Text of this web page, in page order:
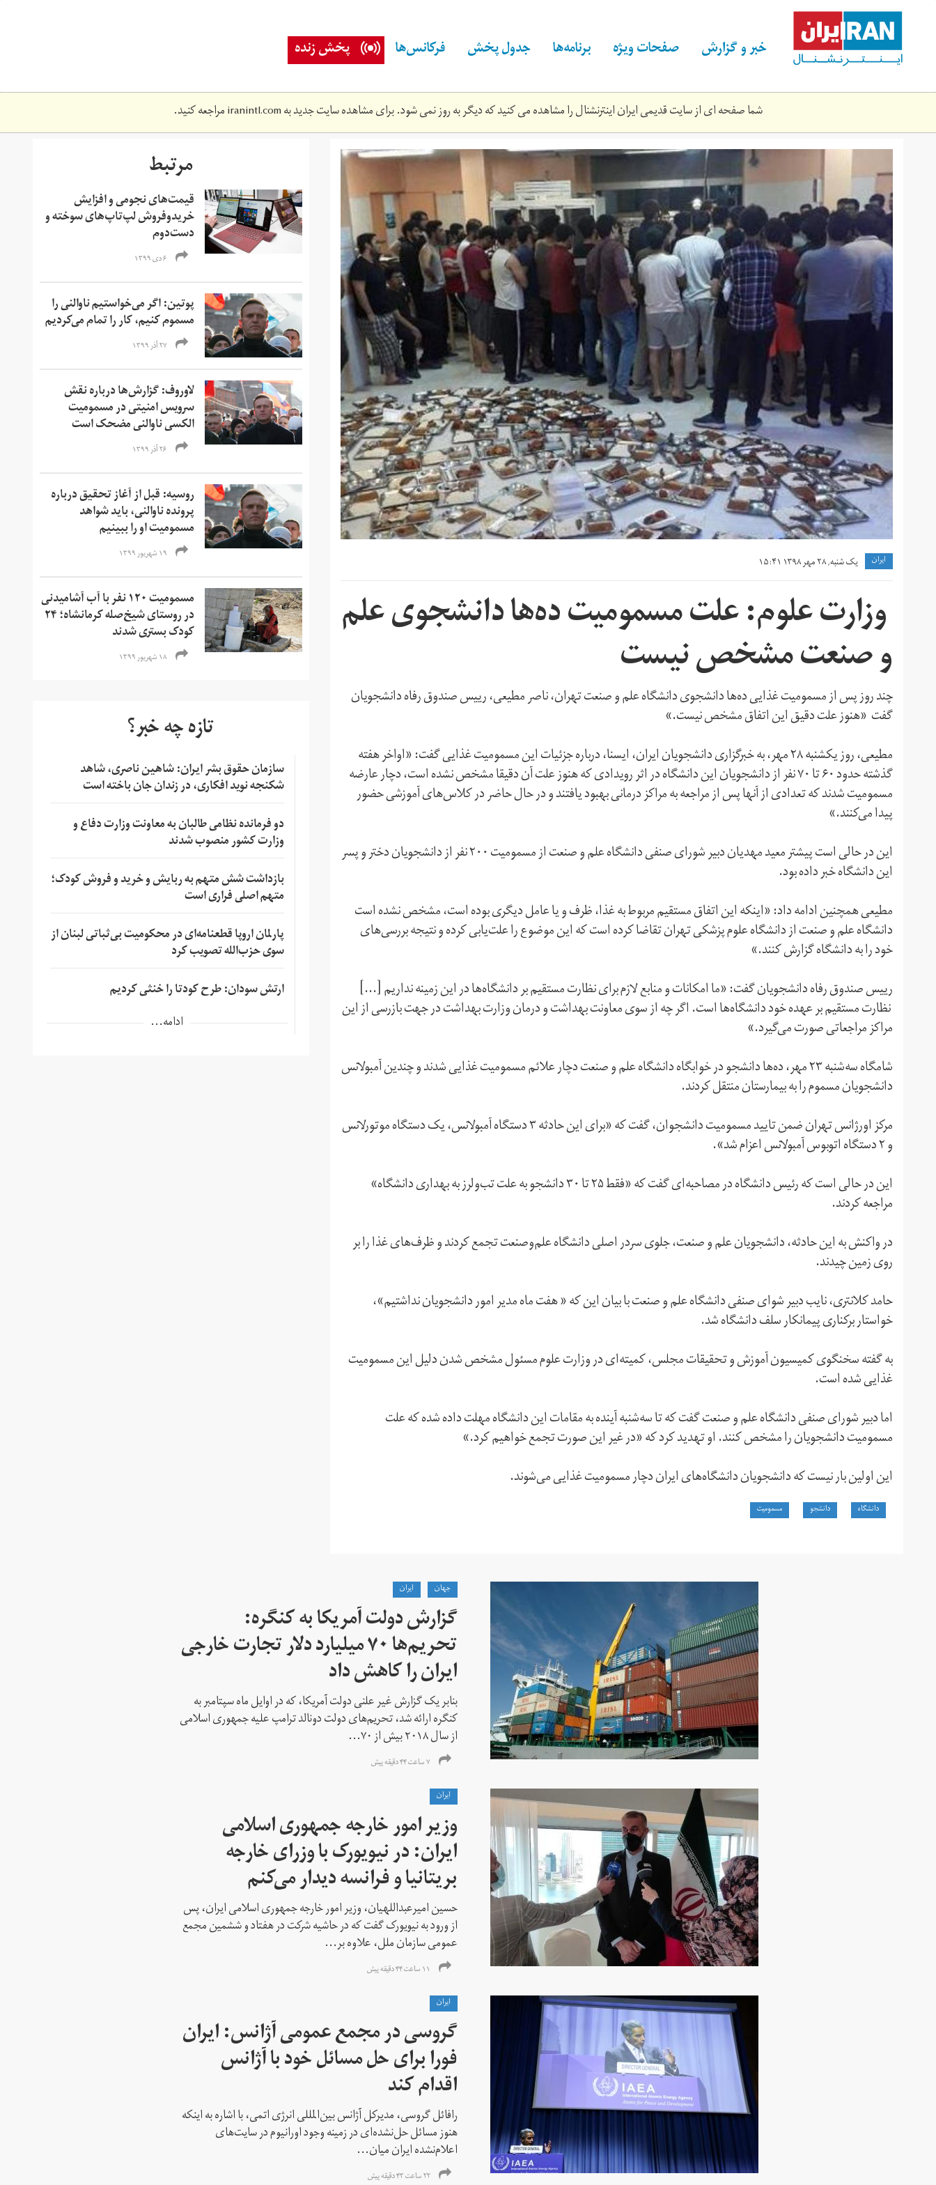
content خبر و گزارش صفحات ویژه برنامه‌ها جدول پخش فرکانس‌ها پخش زنده
شما صفحه ای از سایت قدیمی ایران اینترنشنال را مشاهده می کنید که دیگر به روز نمی شود. برای مشاهده سایت جدید بهiranintl.comمراجعه کنید.
50864504_401.jpg
ايران یک شنبه, ۲۸ مهر ۱۳۹۸ ۱۵:۴۱
وزارت علوم: علت مسمومیت ده‌ها دانشجوی علم
و صنعت مشخص نیست
چند روز پس از مسمومیت غذایی ده‌ها دانشجوی دانشگاه علم و صنعت تهران، ناصر مطیعی، رییس صندوق رفاه دانشجویان
گفت «هنوز علت دقیق این اتفاق مشخص نیست.»
مطیعی، روز یکشنبه ۲۸ مهر، به خبرگزاری دانشجویان ایران، ایسنا، درباره جزئیات این مسمومیت غذایی گفت: «اواخر هفته
گذشته حدود ۶۰ تا ۷۰ نفر از دانشجویان این دانشگاه در اثر رویدادی که هنوز علت آن دقیقا مشخص نشده است، دچار عارضه
مسمومیت شدند که تعدادی از آنها پس از مراجعه به مراکز درمانی بهبود یافتند و در حال حاضر در کلاس‌های آموزشی حضور
پیدا می‌کنند.»
این در حالی است پیشتر معید مهدیان دبیر شورای صنفی دانشگاه علم و صنعت از مسمومیت ۲۰۰ نفر از دانشجویان دختر و پسر
این دانشگاه خبر داده بود.
مطیعی همچنین ادامه داد: «اینکه این اتفاق مستقیم مربوط به غذا، ظرف و یا عامل دیگری بوده است، مشخص نشده است
دانشگاه علم و صنعت از دانشگاه علوم پزشکی تهران تقاضا کرده است که این موضوع را علت‌یابی کرده و نتیجه بررسی‌های
خود را به دانشگاه گزارش کنند.»
رییس صندوق رفاه دانشجویان گفت: «ما امکانات و منابع لازم برای نظارت مستقیم بر دانشگاه‌ها در این زمینه نداریم [...]
نظارت مستقیم بر عهده خود دانشگاه‌ها است. اگر چه از سوی معاونت بهداشت و درمان وزارت بهداشت در جهت بازرسی از این
مراکز مراجعاتی صورت می‌گیرد.»
شامگاه سه‌شنبه ۲۳ مهر، ده‌ها دانشجو در خوابگاه دانشگاه علم و صنعت دچار علائم مسمومیت غذایی شدند و چندین آمبولانس
دانشجویان مسموم را به بیمارستان منتقل کردند.
مرکز اورژانس تهران ضمن تایید مسمومیت دانشجوان، گفت که «برای این حادثه ۳ دستگاه آمبولانس، یک دستگاه موتورلانس
و ۲ دستگاه اتوبوس آمبولانس اعزام شد».
این در حالی است که رئیس دانشگاه در مصاحبه‌ای گفت که «فقط ۲۵ تا ۳۰ دانشجو به علت تب‌ولرز به بهداری دانشگاه»
مراجعه کردند.
در واکنش به این حادثه، دانشجویان علم و صنعت، جلوی سردر اصلی دانشگاه علم‌وصنعت تجمع کردند و ظرف‌های غذا را بر
روی زمین چیدند.
حامد کلانتری، نایب دبیر شوای صنفی دانشگاه علم و صنعت با بیان این که « هفت ماه مدیر امور دانشجویان نداشتیم»،
خواستار برکناری پیمانکار سلف دانشگاه شد.
به گفته سخنگوی کمیسیون آموزش و تحقیقات مجلس، کمیته‌‎ای در وزارت علوم مسئول مشخص شدن دلیل این مسمومیت
غذایی شده است.
اما دبیر شورای صنفی دانشگاه علم و صنعت گفت که تا سه‌شنبه آینده به مقامات این دانشگاه مهلت داده شده که علت
مسمومیت دانشجویان را مشخص کنند. او تهدید کرد که «در غیر این صورت تجمع خواهیم کرد.»
این اولین بار نیست که دانشجویان دانشگاه‌های ایران دچار مسمومیت غذایی می‌شوند.
دانشگاه دانشجو مسمومیت
مرتبط
قیمت‌های نجومی و افزایش
خریدوفروش لپ‌تاپ‌های سوخته و
دست‌دوم
۶ دی ۱۳۹۹
پوتین: اگر می‌خواستیم ناوالنی را
مسموم کنیم، کار را تمام می‌کردیم
۲۷ آذر ۱۳۹۹
لاوروف: گزارش‌ها درباره نقش
سرویس امنیتی در مسمومیت
الکسی ناوالنی مضحک است
۲۶ آذر ۱۳۹۹
روسیه: قبل از آغاز تحقیق درباره
پرونده ناوالنی،‌ باید شواهد
مسمومیت او را ببینیم
۱۹ شهریور ۱۳۹۹
مسمومیت ۱۲۰ نفر با آب آشامیدنی
در روستای شیخ‌صله کرمانشاه؛ ۲۴
کودک بستری‌ شدند
۱۸ شهریور ۱۳۹۹
تازه چه خبر؟
سازمان حقوق بشر ایران: شاهین ناصری، شاهد
شکنجه نوید افکاری، در زندان جان باخته است
دو فرمانده نظامی طالبان به معاونت وزارت دفاع و
وزارت کشور منصوب شدند
بازداشت شش متهم به ربایش و خرید و فروش کودک؛
متهم اصلی فراری است
پارلمان اروپا قطعنامه‌ای در محکومیت بی‌ثباتی لبنان از
سوی حزب‌الله تصویب کرد
ارتش سودان: طرح کودتا را خنثی کردیم
ادامه...
جهان ايران
گزارش دولت آمریکا به کنگره:
تحریم‌ها ۷۰ میلیارد دلار تجارت خارجی
ایران را کاهش داد
بنابر یک گزارش غیر علنی دولت آمریکا، که در اوایل ماه سپتامبر به
کنگره ارائه شد، تحریم‌های دولت دونالد ترامپ علیه جمهوری اسلامی
از سال ۲۰۱۸ بیش از ۷۰...
۷ ساعت ۴۴ دقیقه پیش
ايران
وزیر امور خارجه جمهوری اسلامی
ایران: در نیویورک با وزرای خارجه
بریتانیا و فرانسه دیدار می‌کنم
حسین امیرعبداللهیان، وزیر امور خارجه جمهوری اسلامی ایران، پس
از ورود به نیویورک گفت که در حاشیه شرکت در هفتاد و ششمین مجمع
عمومی سازمان ملل، علاوه بر...
۱۱ ساعت ۴۴ دقیقه پیش
ايران
گروسی در مجمع عمومی آژانس: ایران
فورا برای حل مسائل خود با آژانس
اقدام کند
رافائل گروسی، مدیرکل آژانس بین‌المللی انرژی اتمی، با اشاره به اینکه
هنوز مسائل حل‌نشده‌ای در زمینه وجود اورانیوم در سایت‌های
اعلام‌نشده ایران میان...
۲۲ ساعت ۴۳ دقیقه پیش